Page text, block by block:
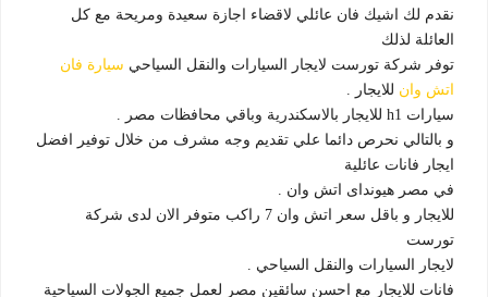
نقدم لك اشيك فان عائلي لاقضاء اجازة سعيدة ومريحة مع كل
العائلة لذلك
توفر شركة تورست لايجار السيارات والنقل السياحي سيارة فان
اتش وان للايجار .
سيارات h1 للايجار بالاسكندرية وباقي محافظات مصر .
و بالتالي نحرص دائما علي تقديم وجه مشرف من خلال توفير افضل
ايجار فانات عائلية
في مصر هيونداى اتش وان .
للايجار و باقل سعر اتش وان 7 راكب متوفر الان لدى شركة
تورست
لايجار السيارات والنقل السياحي .
فانات للايجار مع احسن سائقين مصر لعمل جميع الجولات السياحية